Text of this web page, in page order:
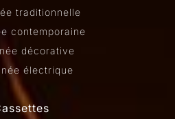
traditionnelle
contemporaine
décorative
électrique